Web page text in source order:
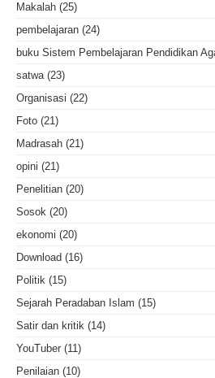
Makalah (25)
pembelajaran (24)
buku Sistem Pembelajaran Pendidikan
satwa (23)
Organisasi (22)
Foto (21)
Madrasah (21)
opini (21)
Penelitian (20)
Sosok (20)
ekonomi (20)
Download (16)
Politik (15)
Sejarah Peradaban Islam (15)
Satir dan kritik (14)
YouTuber (11)
Penilaian (10)